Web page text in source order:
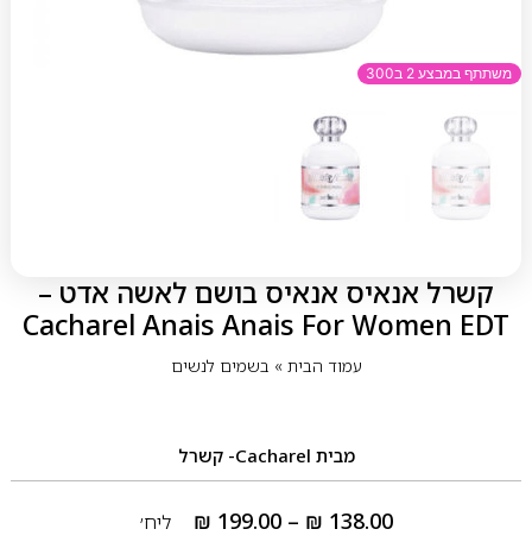
משתתף במבצע 2 ב300
קשרל אנאיס אנאיס בושם לאשה אדט –
Cacharel Anais Anais For Women EDT
עמוד הבית» בשמים לנשים
מבית Cacharel- קשרל
₪ 138.00
–
₪ 199.00
ליח׳